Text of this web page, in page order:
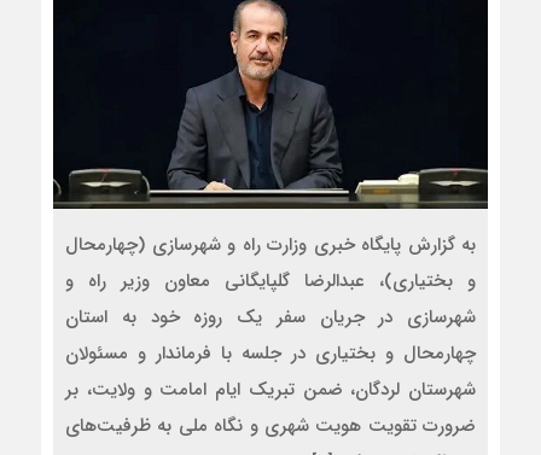
به گزارش پایگاه خبری وزارت راه و شهرسازی (چهارمحال
و بختیاری)، عبدالرضا گلپایگانی معاون وزیر راه و
شهرسازی در جریان سفر یک روزه خود به استان
چهارمحال و بختیاری در جلسه با فرماندار و مسئولان
شهرستان لردگان، ضمن تبریک ایام امامت و ولایت، بر
ضرورت تقویت هویت شهری و نگاه ملی به ظرفیت‌های